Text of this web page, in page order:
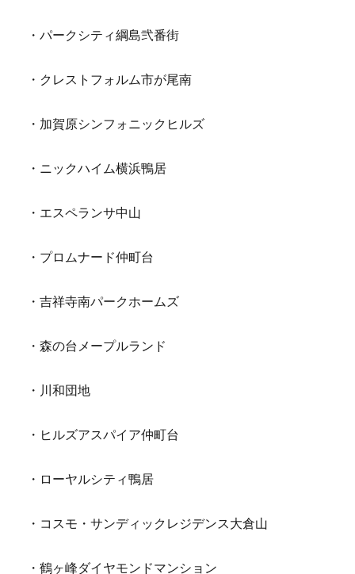
・パークシティ綱島弐番街
・クレストフォルム市が尾南
・加賀原シンフォニックヒルズ
・ニックハイム横浜鴨居
・エスペランサ中山
・プロムナード仲町台
・吉祥寺南パークホームズ
・森の台メープルランド
・川和団地
・ヒルズアスパイア仲町台
・ローヤルシティ鴨居
・コスモ・サンディックレジデンス大倉山
・鶴ヶ峰ダイヤモンドマンション